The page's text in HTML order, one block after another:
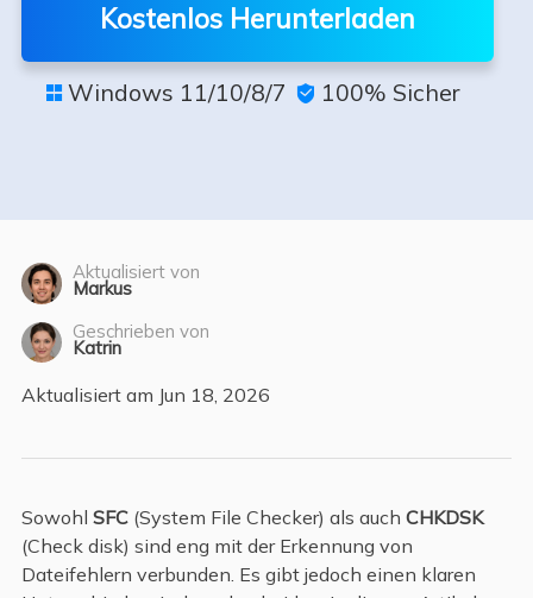
Kostenlos Herunterladen
 Windows 11/10/8/7  100% Sicher
Aktualisiert von
Markus
Geschrieben von
Katrin
Aktualisiert am Jun 18, 2026
Sowohl SFC(System File Checker) als auch CHKDSK
(Check disk) sind eng mit der Erkennung von
Dateifehlern verbunden. Es gibt jedoch einen klaren